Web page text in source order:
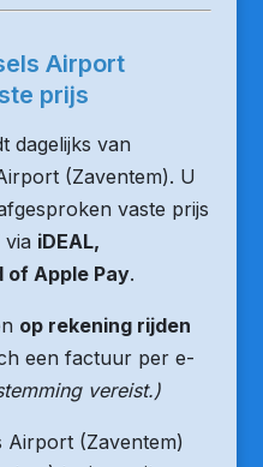
Airport
prijs
dagelijks van
(Zaventem). U
vaste prijs
iDEAL,
Apple Pay.
op rekening rijden
een factuur per e-
vereist.)
Airport (Zaventem)